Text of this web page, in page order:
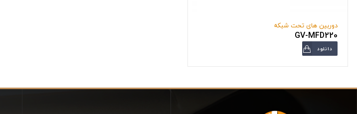
دوربین های تحت شبکه
GV-MFD220
دانلود